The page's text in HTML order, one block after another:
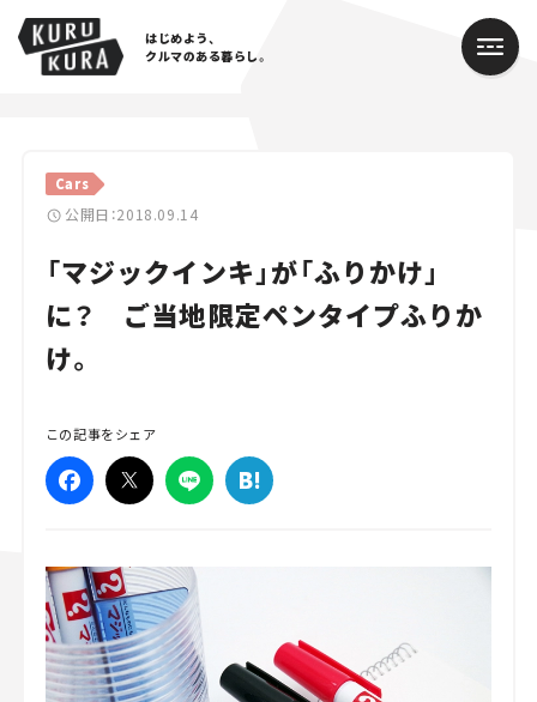
はじめよう、
クルマのある暮らし。
Cars
公開日：2018.09.14
「マジックインキ」が「ふりかけ」
に？ ご当地限定ペンタイプふりか
け。
この記事をシェア
Cars
Lifestyle
Traffic
Special
Series
Campaign
スズキ ジムニー｜Suzuki Jimny
マツダ｜Mazda
マツダ ロードスター｜Mazda Roadster